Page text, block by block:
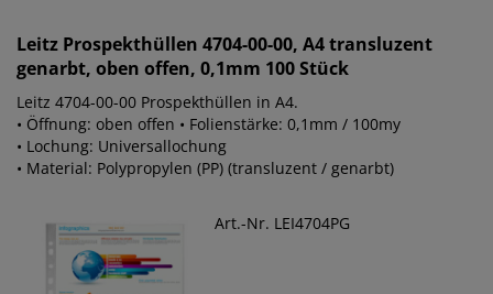
Leitz Prospekthüllen 4704-00-00, A4 transluzent
genarbt, oben offen, 0,1mm 100 Stück
Leitz 4704-00-00 Prospekthüllen in A4.
• Öffnung: oben offen • Folienstärke: 0,1mm / 100my
• Lochung: Universallochung
• Material: Polypropylen (PP) (transluzent / genarbt)
Art.-Nr. LEI4704PG